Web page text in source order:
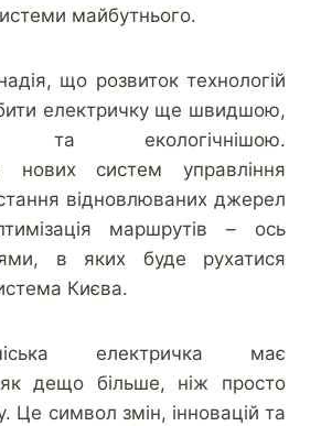
майбутнього.
що розвиток технологій
електричку ще швидшою,
та екологічнішою.
нових систем управління
відновлюваних джерел
маршрутів – ось
в яких буде рухатися
Києва.
електричка має
як дещо більше, ніж просто
Це символ змін, інновацій та